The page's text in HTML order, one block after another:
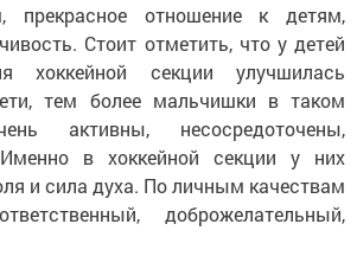
прекрасное отношение к детям,
Стоит отметить, что у детей
хоккейной секции улучшилась
тем более мальчишки в таком
активны, несосредоточены,
в хоккейной секции у них
и сила духа. По личным качествам
доброжелательный,